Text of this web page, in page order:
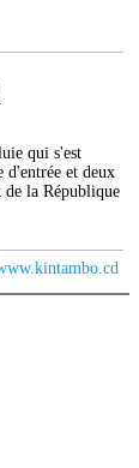
qui s'est
d'entrée et deux
la République